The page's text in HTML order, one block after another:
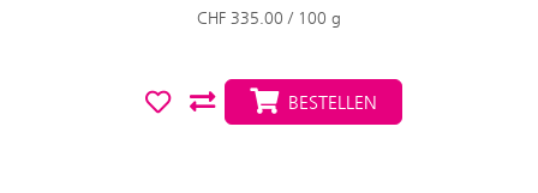
CHF 335.00 / 100 g
BESTELLEN